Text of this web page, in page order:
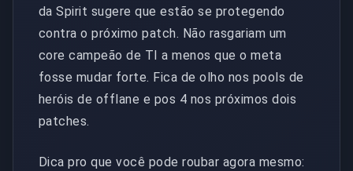
da Spirit sugere que estão se protegendo
contra o próximo patch. Não rasgariam um
core campeão de TI a menos que o meta
fosse mudar forte. Fica de olho nos pools de
heróis de offlane e pos 4 nos próximos dois
patches.
Dica pro que você pode roubar agora mesmo: